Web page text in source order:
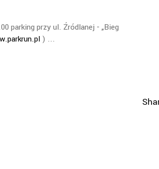
parking przy ul. Źródlanej - „Bieg
)